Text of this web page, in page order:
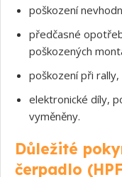
poškození
předčasné
poškozených
poškození při
elektronické díly,
vyměněny.
Důležité
čerpadlo